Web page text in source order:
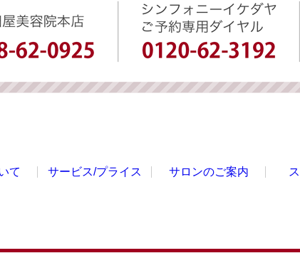
て サービス/プライス サロンのご案内